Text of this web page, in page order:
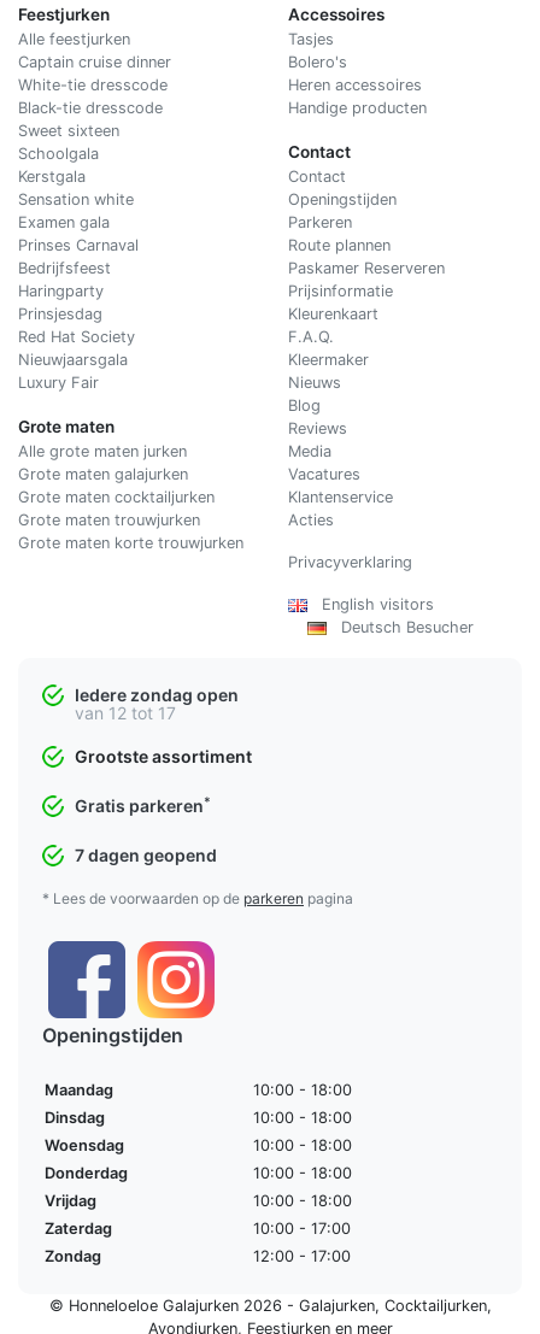
Feestjurken
Alle feestjurken
Captain cruise dinner
White-tie dresscode
Black-tie dresscode
Sweet sixteen
Schoolgala
Kerstgala
Sensation white
Examen gala
Prinses Carnaval
Bedrijfsfeest
Haringparty
Prinsjesdag
Red Hat Society
Nieuwjaarsgala
Luxury Fair
Grote maten
Alle grote maten jurken
Grote maten galajurken
Grote maten cocktailjurken
Grote maten trouwjurken
Grote maten korte trouwjurken
Accessoires
Tasjes
Bolero's
Heren accessoires
Handige producten
Contact
Contact
Openingstijden
Parkeren
Route plannen
Paskamer Reserveren
Prijsinformatie
Kleurenkaart
F.A.Q.
Kleermaker
Nieuws
Blog
Reviews
Media
Vacatures
Klantenservice
Acties
Privacyverklaring
English visitors
Deutsch Besucher
Iedere zondag open
van 12 tot 17
Grootste assortiment
Gratis parkeren*
7 dagen geopend
* Lees de voorwaarden op de parkeren pagina
Openingstijden
Maandag
10:00 - 18:00
Dinsdag
10:00 - 18:00
Woensdag
10:00 - 18:00
Donderdag
10:00 - 18:00
Vrijdag
10:00 - 18:00
Zaterdag
10:00 - 17:00
Zondag
12:00 - 17:00
© Honneloeloe Galajurken 2026 - Galajurken, Cocktailjurken,
Avondjurken, Feestjurkenen meer